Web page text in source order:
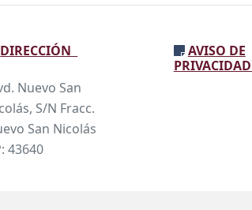
DIRECCIÓN
Nuevo San
S/N Fracc.
San Nicolás
43640
AVISO DE
PRIVACIDAD